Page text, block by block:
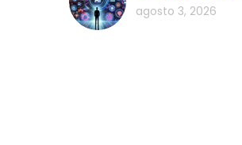
agosto 3, 2026